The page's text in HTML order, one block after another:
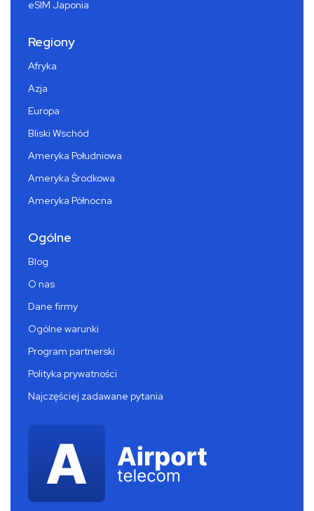
eSIM Japonia
Regiony
Afryka
Azja
Europa
Bliski Wschód
Ameryka Południowa
Ameryka Środkowa
Ameryka Północna
Ogólne
Blog
O nas
Dane firmy
Ogólne warunki
Program partnerski
Polityka prywatności
Najczęściej zadawane pytania